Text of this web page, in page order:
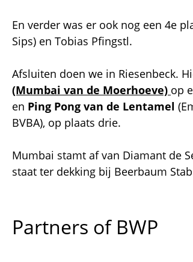
En verder was er ook nog een 4e
Sips) en Tobias Pfingstl.
Afsluiten doen we in Riesenbeck.
(Mumbai van de Moerhoeve) op
en Ping Pong van de Lentamel
BVBA), op plaats drie.
Mumbai stamt af van Diamant de
staat ter dekking bij Beerbaum
Partners of BWP